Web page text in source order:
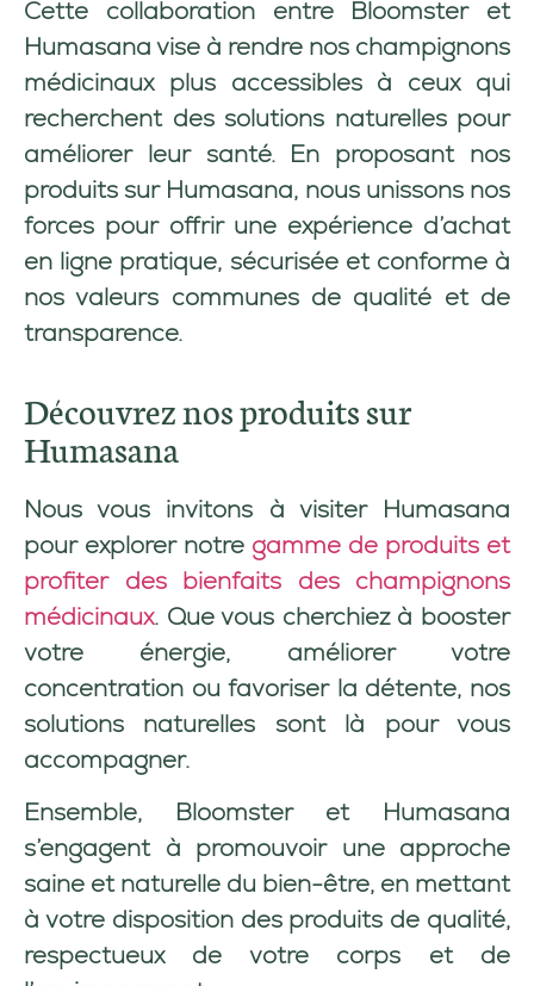
Cette collaboration entre Bloomster et
Humasana vise à rendre nos champignons
médicinaux plus accessibles à ceux qui
recherchent des solutions naturelles pour
améliorer leur santé. En proposant nos
produits sur Humasana, nous unissons nos
forces pour offrir une expérience d’achat
en ligne pratique, sécurisée et conforme à
nos valeurs communes de qualité et de
transparence.
Découvrez nos produits sur
Humasana
Nous vous invitons à visiter Humasana
pour explorer notre gamme de produits et
profiter des bienfaits des champignons
médicinaux. Que vous cherchiez à booster
votre énergie, améliorer votre
concentration ou favoriser la détente, nos
solutions naturelles sont là pour vous
accompagner.
Ensemble, Bloomster et Humasana
s’engagent à promouvoir une approche
saine et naturelle du bien-être, en mettant
à votre disposition des produits de qualité,
respectueux de votre corps et de